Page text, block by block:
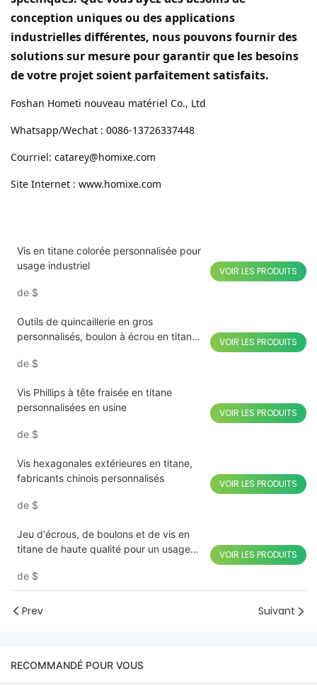
conception uniques ou des applications
industrielles différentes, nous pouvons fournir des
solutions sur mesure pour garantir que les besoins
de votre projet soient parfaitement satisfaits.
Foshan Hometi nouveau matériel Co., Ltd
Whatsapp/Wechat : 0086-13726337448
Courriel: catarey@homixe.com
Site Internet : www.homixe.com
Vis en titane colorée personnalisée pour
usage industriel
de $
VOIR LES PRODUITS
Outils de quincaillerie en gros
personnalisés, boulon à écrou en titane,
Cnc
de $
VOIR LES PRODUITS
Vis Phillips à tête fraisée en titane
personnalisées en usine
de $
VOIR LES PRODUITS
Vis hexagonales extérieures en titane,
fabricants chinois personnalisés
de $
VOIR LES PRODUITS
Jeu d'écrous, de boulons et de vis en
titane de haute qualité pour un usage
de $
VOIR LES PRODUITS
Prev Suivant
RECOMMANDÉ POUR VOUS